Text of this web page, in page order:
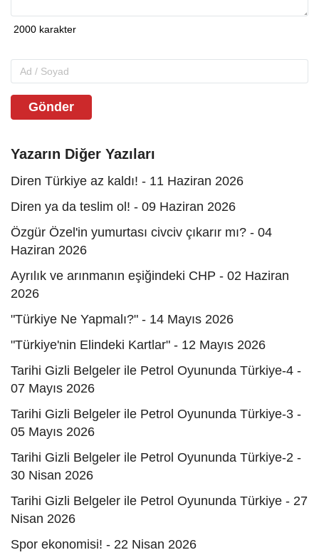
Gönder
Yazarın Diğer Yazıları
Diren Türkiye az kaldı! - 11 Haziran 2026
Diren ya da teslim ol! - 09 Haziran 2026
Özgür Özel'in yumurtası civciv çıkarır mı? - 04
Haziran 2026
Ayrılık ve arınmanın eşiğindeki CHP - 02 Haziran
2026
"Türkiye Ne Yapmalı?" - 14 Mayıs 2026
"Türkiye'nin Elindeki Kartlar" - 12 Mayıs 2026
Tarihi Gizli Belgeler ile Petrol Oyununda Türkiye-4 -
07 Mayıs 2026
Tarihi Gizli Belgeler ile Petrol Oyununda Türkiye-3 -
05 Mayıs 2026
Tarihi Gizli Belgeler ile Petrol Oyununda Türkiye-2 -
30 Nisan 2026
Tarihi Gizli Belgeler ile Petrol Oyununda Türkiye - 27
Nisan 2026
Spor ekonomisi! - 22 Nisan 2026